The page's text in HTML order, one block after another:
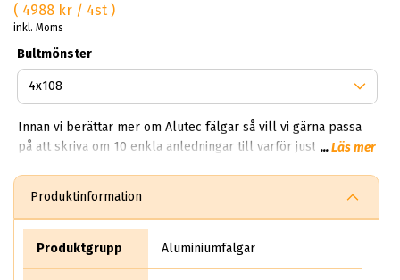
( 4988 kr / 4st )
inkl. Moms
Bultmönster
Innan vi berättar mer om Alutec fälgar så vill vi gärna passa
på att skriva om 10 enkla anledningar till varför just du ska
ska förstå och inse vilka bra fälgar de tillverkar. Alutec
Startade år 1996 och blev snabbt ett populärt varumärke
bland fälgentusiaster och bilförare. Likt alla andra bolag i
...Läs mer
Produktinformation
Produktgrupp Aluminiumfälgar